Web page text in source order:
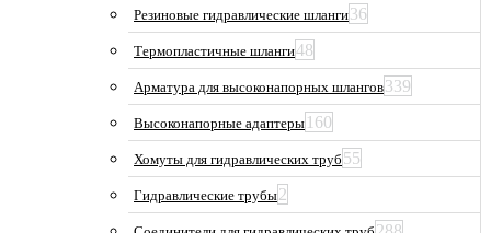
Резиновые гидравлические шланги36
Термопластичные шланги48
Арматура для высоконапорных шлангов339
Высоконапорные адаптеры 160
Хомуты для гидравлических труб 55
Гидравлические трубы2